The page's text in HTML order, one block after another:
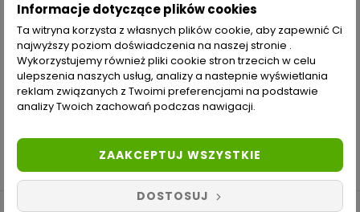
Moje konto
Opcje dostawy
Metody płatności
Informacje dotyczące plików cookies
Ta witryna korzysta z własnych plików cookie, aby zapewnić Ci
najwyższy poziom doświadczenia na naszej stronie .
Wykorzystujemy również pliki cookie stron trzecich w celu
ulepszenia naszych usług, analizy a nastepnie wyświetlania
reklam związanych z Twoimi preferencjami na podstawie
analizy Twoich zachowań podczas nawigacji.
DOSTOSUJ
ZAAKCEPTUJ WSZYSTKIE
Odstąp od umowy tutaj